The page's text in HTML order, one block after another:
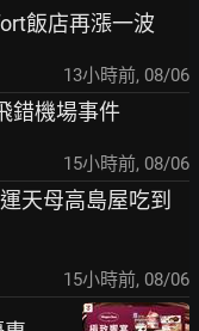
飯店再漲一波
13小時前, 08/06
錯機場事件
15小時前, 08/06
天母高島屋吃到
15小時前, 08/06